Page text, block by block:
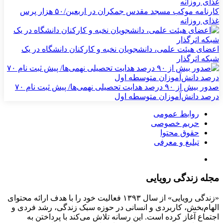
کارنامه موکب مسجد مقدس جمکران در اربعین/۵۰ هزار پرس
غذای روزانه
اعضای هیئت علمی، دانشجویان نخبه و کارکنان دانشگاه در یک
شبکه‌ اثرگذار
صدور بیش از ۹۰ درصد هدایت تحصیلی نهمی‌ها/ پیش ثبت نام ۷۰
درصد دانش‌آموزان متوسطه اول
روابط عمومی
حریم خصوصی
حقوق محتوا
تبلیغ و معرفی
مجله زندگی رویایی
«زندگی رویایی» از سال ۱۳۹۳ فعالیت خود را با هدف ارائه محتوای
الهام‌بخش، کاربردی و انسانی در حوزه سبک زندگی، رشد فردی و
اجتماع آغاز کرده است. این رسانه تلاش می‌کند با پرداختن به